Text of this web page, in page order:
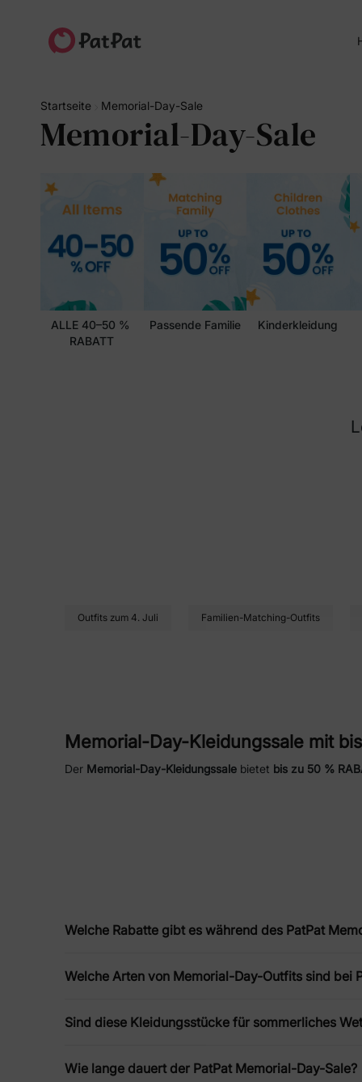
Startseite Memorial-Day-Sale
Memorial-Day-Sale
ALLE 40–50 %
RABATT
Passende Familie Kinderkleidung
Outfits zum 4. Juli Familien-Matching-Outfits
Memorial-Day-Kleidungssale mit
Der Memorial-Day-Kleidungssale bietet bis zu 50 %
prägen diese Kollektion und sorgen für
steht Komfort im
verbinden Leichtigkeit und Stil und eignen sich für
Leichte & atmungsaktive Basics
Weiche Baumwollstrukturen und luftige Verarbeitung
oder strukturierter Designs liegt der Fokus auf
Unbeschwerte Sommer-
Sommermode wird hier mühelos leicht: DieMemorial-
Welche Rabatte gibt es während des PatPat
Welche Arten von Memorial-Day-Outfits sind bei
Sind diese Kleidungsstücke für sommerliches
Wie lange dauert der PatPat Memorial-Day-Sale?